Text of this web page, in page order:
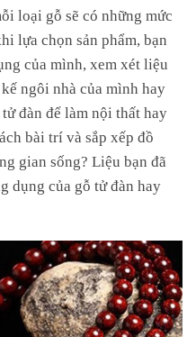
loại gỗ sẽ có những mức
lựa chọn sản phẩm, bạn
của mình, xem xét liệu
ngôi nhà của mình hay
đàn để làm nội thất hay
bài trí và sắp xếp đồ
gian sống? Liệu bạn đã
dụng của gỗ tử đàn hay